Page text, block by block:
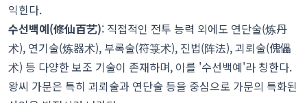
익힌다.
수선백예(修仙百艺): 직접적인 전투 능력 외에도 연단술(炼丹
术), 연기술(炼器术), 부록술(符箓术), 진법(阵法), 괴뢰술(傀儡
术) 등 다양한 보조 기술이 존재하며, 이를 '수선백예'라 칭한다.
왕씨 가문은 특히 괴뢰술과 연단술 등을 중심으로 가문의 특화된